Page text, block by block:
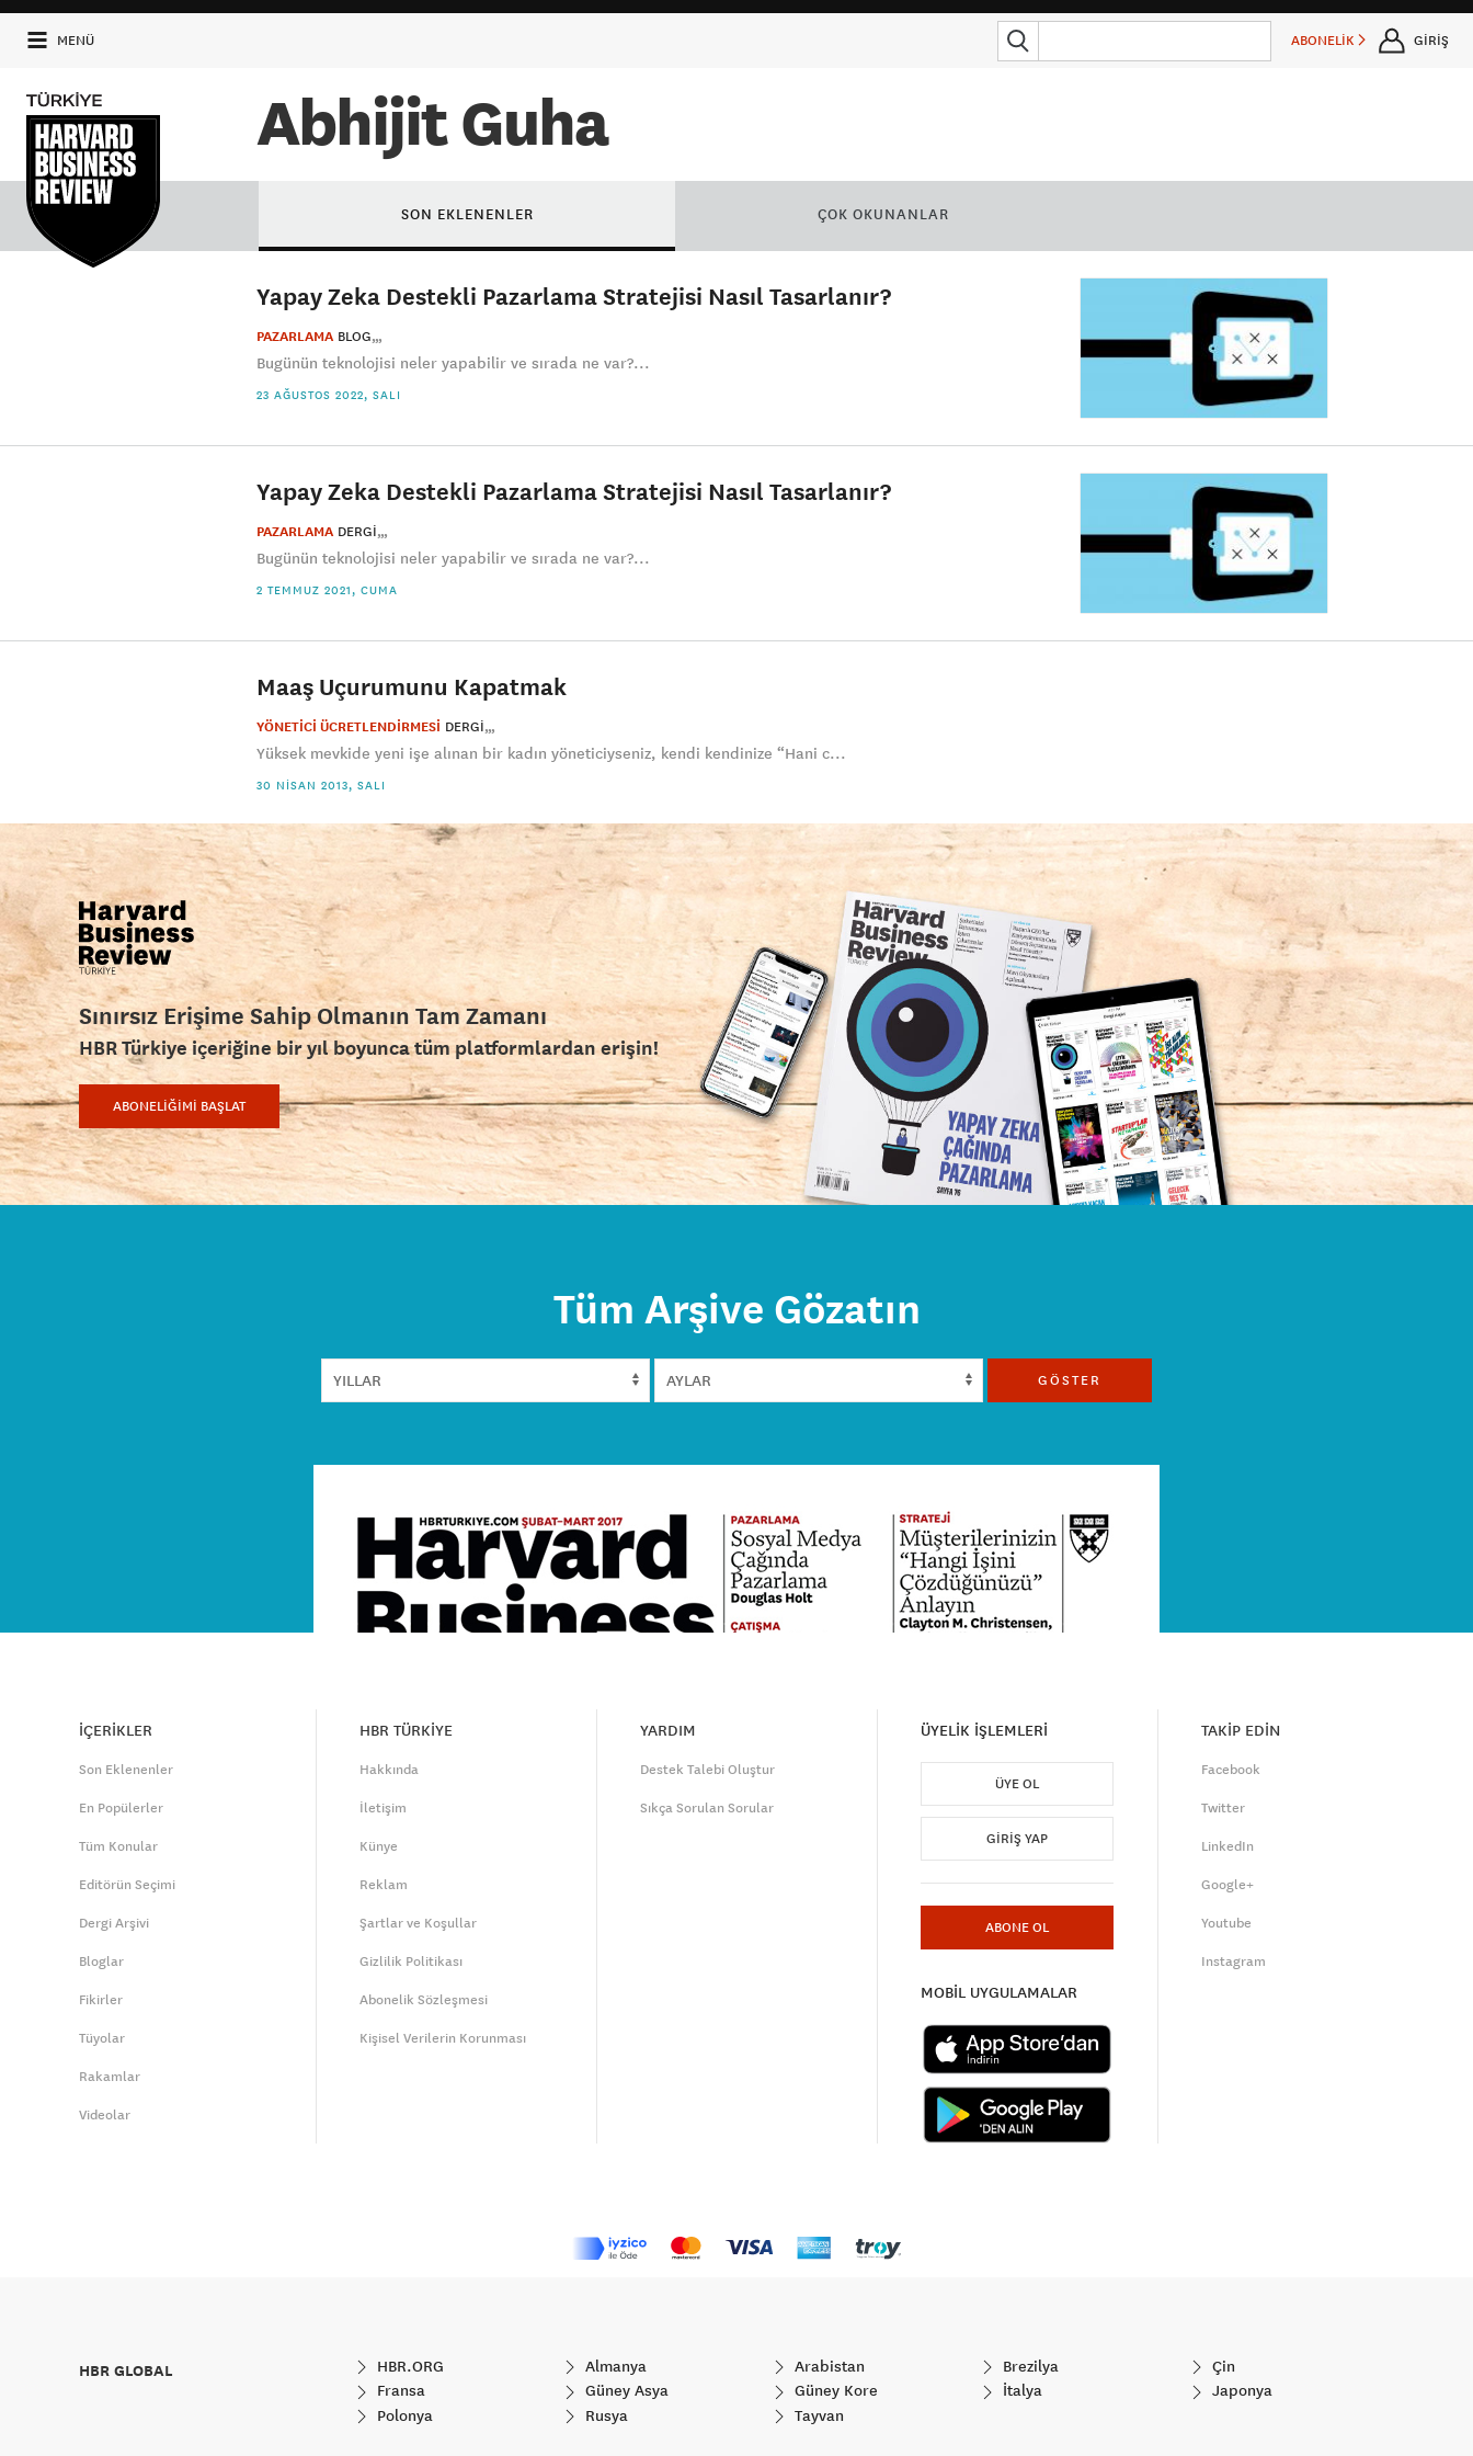
MENÜ ABONELİK GİRİŞ
Abhijit Guha
SON EKLENENLER ÇOK OKUNANLAR
Yapay Zeka Destekli Pazarlama Stratejisi Nasıl Tasarlanır?
PAZARLAMA BLOG
Bugünün teknolojisi neler yapabilir ve sırada ne var?...
23 AĞUSTOS 2022, SALI
Yapay Zeka Destekli Pazarlama Stratejisi Nasıl Tasarlanır?
PAZARLAMA DERGI
Bugünün teknolojisi neler yapabilir ve sırada ne var?...
2 TEMMUZ 2021, CUMA
Maaş Uçurumunu Kapatmak
YÖNETİCİ ÜCRETLENDİRMESİ DERGI
Yüksek mevkide yeni işe alınan bir kadın yöneticiyseniz, kendi kendinize “Hani c...
30 NISAN 2013, SALI
Sınırsız Erişime Sahip Olmanın Tam Zamanı
HBR Türkiye içeriğine bir yıl boyunca tüm platformlardan erişin!
ABONELİĞİMİ BAŞLAT
Tüm Arşive Gözatın
GÖSTER
İÇERİKLER
Son Eklenenler
En Popülerler
Tüm Konular
Editörün Seçimi
Dergi Arşivi
Bloglar
Fikirler
Tüyolar
Rakamlar
Videolar
HBR TÜRKİYE
Hakkında
İletişim
Künye
Reklam
Şartlar ve Koşullar
Gizlilik Politikası
Abonelik Sözleşmesi
Kişisel Verilerin Korunması
YARDIM
Destek Talebi Oluştur
Sıkça Sorulan Sorular
ÜYELİK İŞLEMLERİ
ÜYE OL
GIRIŞ YAP
ABONE OL
MOBİL UYGULAMALAR
TAKİP EDİN
Facebook
Twitter
LinkedIn
Google+
Youtube
Instagram
HBR GLOBAL HBR.ORG Almanya Arabistan Brezilya
Çin
Fransa
Güney Asya Güney Kore İtalya
Japonya
Polonya
Rusya Tayvan